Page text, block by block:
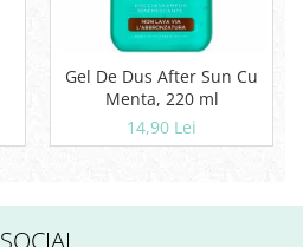
Gel De Dus After Sun Cu
Menta, 220 ml
14,90 Lei
SOCIAL